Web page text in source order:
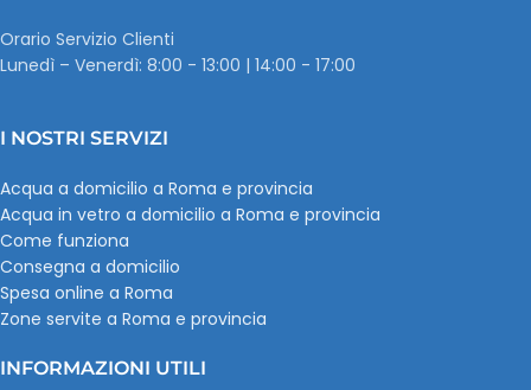
Orario Servizio Clienti
Lunedì – Venerdì: 8:00 - 13:00 | 14:00 - 17:00
I NOSTRI SERVIZI
Acqua a domicilio a Roma e provincia
Acqua in vetro a domicilio a Roma e provincia
Come funziona
Consegna a domicilio
Spesa online a Roma
Zone servite a Roma e provincia
INFORMAZIONI UTILI